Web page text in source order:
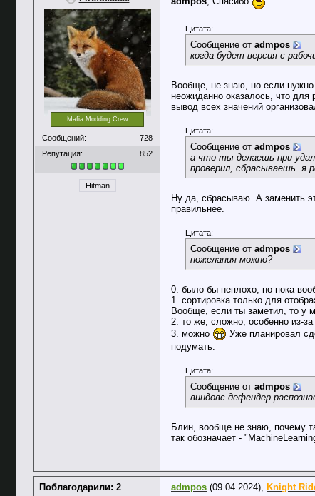
Mafia Modding Crew
Сообщений:
728
Репутация:
852
Hitman
Цитата:
Сообщение от admpos
когда будет версия с
Вообще, не знаю, но если нужно
неожиданно оказалось, что для
вывод всех значений
Цитата:
Сообщение от admpos
а что ты делаешь при
проверил, сбрасываешь. я
Ну да, сбрасываю. А заменить
правильнее.
Цитата:
Сообщение от admpos
пожелания можно?
0. было бы неплохо, но пока
1. сортировка только для
Вообще, если ты заметил, то у
2. то же, сложно, особенно из-
3. можно
Уже планировал
подумать.
Цитата:
Сообщение от admpos
виндовс дефендер
Блин, вообще не знаю, почему
так обозначает -
Поблагодарили: 2 admpos (09.04.2024), Knight